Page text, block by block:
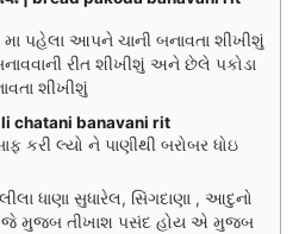
મા પહેલા આપને ચાની બનાવતા શીખીશું
રીત શીખીશું અને છેલે પકોડા
શીખીશું
chatani banavani rit
કરી લ્યો ને પાણીથી બરોબર ધોઇ
ધાણા સુધારેલ, સિંગદાણા , આદુનો
જે મુજબ તીખાશ પસંદ હોય એ મુજબ